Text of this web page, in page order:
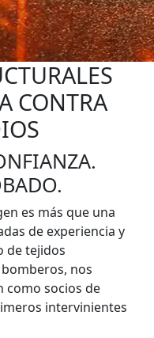
CONTRA
es más que una
de experiencia y
de tejidos
nos
como socios de
intervinientes